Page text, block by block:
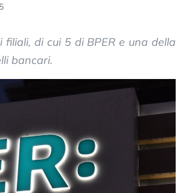
filiali, di cui 5 di BPER e una della
bancari.